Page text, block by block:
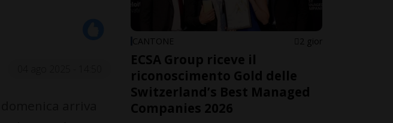
CANTONE 2 gior
ECSA Group riceve il
riconoscimento Gold delle
Switzerland’s Best Managed
Companies 2026